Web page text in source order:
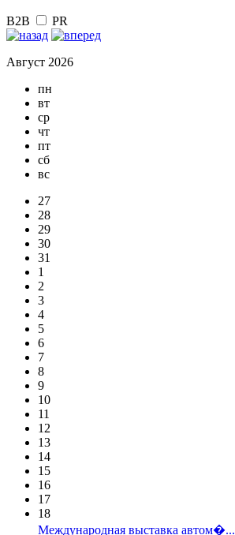
B2B PR
Август 2026
пн
вт
ср
чт
пт
сб
вс
27
28
29
30
31
1
2
3
4
5
6
7
8
9
10
11
12
13
14
15
16
17
18
Международная выставка автом�...